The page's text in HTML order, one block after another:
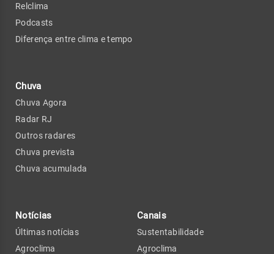
Relclima
Podcasts
Diferença entre clima e tempo
Chuva
Chuva Agora
Radar RJ
Outros radares
Chuva prevista
Chuva acumulada
Notícias
Últimas notícias
Agroclima
Canais
Sustentabilidade
Agroclima